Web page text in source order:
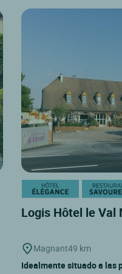
Logis Hôtel le Val
Magnant49 km
Idealmente situado a las